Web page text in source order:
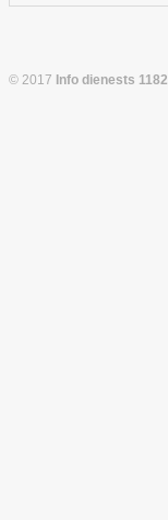
© 2017 Info dienests 1182